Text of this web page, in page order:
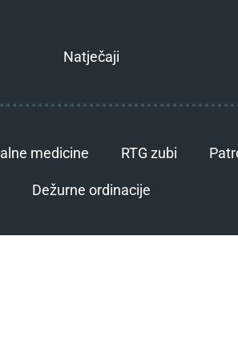
Natječaji
medicine RTG zubi
Dežurne ordinacije